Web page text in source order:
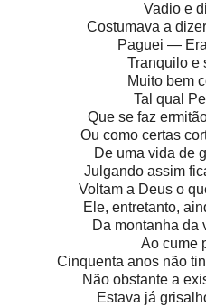
Vadio e
Costumava a
Paguei —
Tranquilo e
Muito bem
Tal qual
Que se faz
Ou como certas
De uma vida de
Julgando assim
Voltam a Deus o
Ele, entretanto,
Da montanha da
Ao cume
Cinquenta anos não
Não obstante a
Estava já